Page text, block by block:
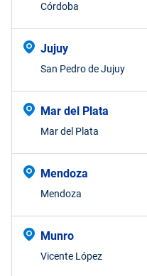
Córdoba
Jujuy
San Pedro de Jujuy
Mar del Plata
Mar del Plata
Mendoza
Mendoza
Munro
Vicente López